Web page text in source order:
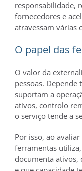
responsabilidade,
fornecedores e
atravessam várias
O papel das
O valor da
pessoas. Depende
suportam a
ativos, controlo
o serviço tende a
Por isso, ao
ferramentas
documenta ativos,